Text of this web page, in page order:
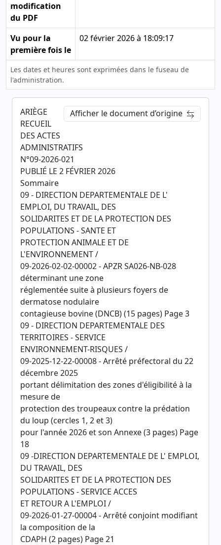
modification
du PDF
Vu pour la
première fois le
02 février 2026 à 18:09:17
Les dates et heures sont exprimées dans le fuseau de
l'administration.
Afficher le document d’origine
ARIÈGE
RECUEIL
DES ACTES
ADMINISTRATIFS
N°09-2026-021
PUBLIÉ LE 2 FÉVRIER 2026
Sommaire
09 - DIRECTION DEPARTEMENTALE DE L'
EMPLOI, DU TRAVAIL, DES
SOLIDARITES ET DE LA PROTECTION DES
POPULATIONS - SANTE ET
PROTECTION ANIMALE ET DE
L'ENVIRONNEMENT /
09-2026-02-02-00002 - APZR SA026-NB-028
déterminant une zone
réglementée suite à plusieurs foyers de
dermatose nodulaire
contagieuse bovine (DNCB) (15 pages) Page 3
09 - DIRECTION DEPARTEMENTALE DES
TERRITOIRES - SERVICE
ENVIRONNEMENT-RISQUES /
09-2025-12-22-00008 - Arrêté préfectoral du 22
décembre 2025
portant délimitation des zones d'éligibilité à la
mesure de
protection des troupeaux contre la prédation
du loup (cercles 1, 2 et 3)
pour l'année 2026 et son Annexe (3 pages) Page
18
09 -DIRECTION DEPARTEMENTALE DE L' EMPLOI,
DU TRAVAIL, DES
SOLIDARITES ET DE LA PROTECTION DES
POPULATIONS - SERVICE ACCES
ET RETOUR A L'EMPLOI /
09-2026-01-27-00004 - Arrêté conjoint modifiant
la composition de la
CDAPH (2 pages) Page 21